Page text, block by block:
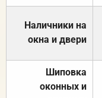
Наличники на
окна и двери
Шиповка
оконных и